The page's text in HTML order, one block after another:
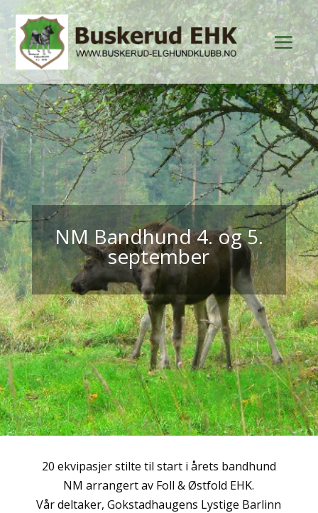
NM Bandhund 4. og 5.
september
20 ekvipasjer stilte til start i årets bandhund
NM arrangert av Foll & Østfold EHK.
Vår deltaker, Gokstadhaugens Lystige Barlinn